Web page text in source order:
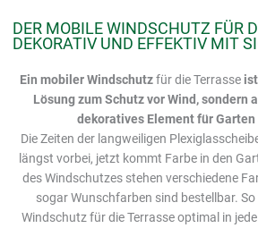
DER MOBILE WINDSCHUTZ FÜR
DEKORATIV UND EFFEKTIV MIT
Ein mobiler Windschutzfür die Terrasseist
Lösung zum Schutz vor Wind, sondern
dekoratives Element für Garten
Die Zeiten der langweiligen
längst vorbei, jetzt kommt Farbe in den
des Windschutzes stehen verschiedene
sogar Wunschfarben sind bestellbar.
Windschutz für die Terrasse optimal in